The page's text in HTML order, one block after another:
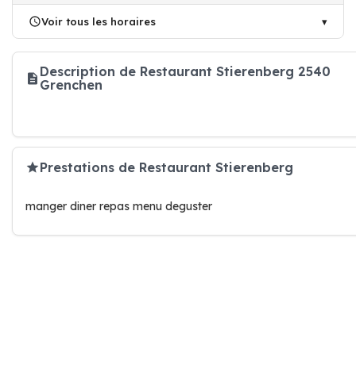
Voir tous les horaires
Description de Restaurant Stierenberg 2540
Grenchen
Prestations de Restaurant Stierenberg
manger diner repas menu deguster